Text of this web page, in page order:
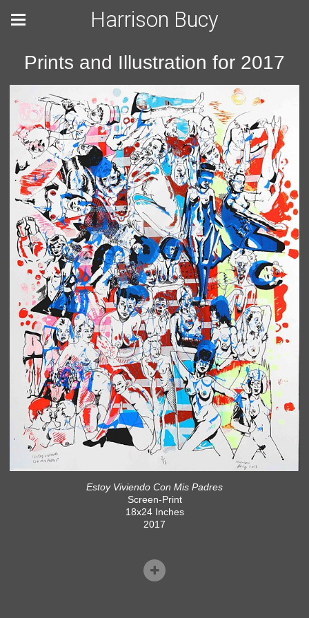
Harrison Bucy
Prints and Illustration for 2017
Estoy Viviendo Con Mis Padres
Screen-Print
18x24 Inches
2017